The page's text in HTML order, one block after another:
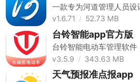
一款专为河道管理人员设
办公平台
v1.6.71 52.73 MB
台铃智能app官方版
台铃智能电动车管理软件
制出行
v3.5.9 343.63 MB
天气预报准点报app